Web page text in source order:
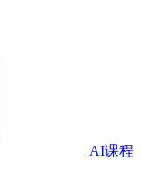
AI课程